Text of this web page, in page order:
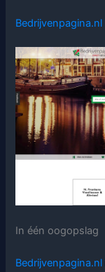
Bedrijvenpagina.nl
In één oogopslag
Bedrijvenpagina.nl